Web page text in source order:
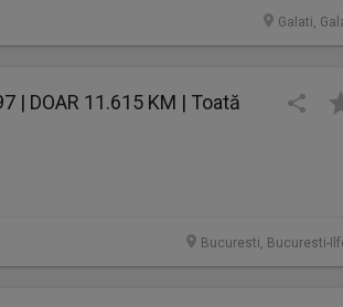
Galati,
| DOAR 11.615 KM | Toată
Bucuresti, Bucuresti-